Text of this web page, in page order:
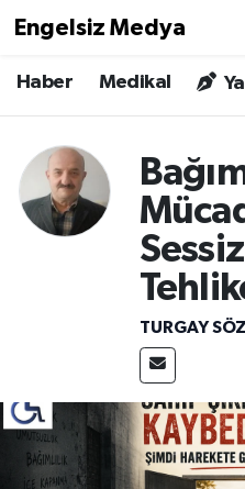
Engelsiz Medya
Haber Medikal
TURGAY
Haber
Yönetim Kurulu
İletişim
Gizlilik Sözleşmesi
Hava Durumu
Süper Lig Puan
Tüm Manşetler
Haber Arşivi